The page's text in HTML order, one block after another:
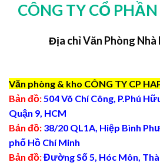
CÔNG TY CỔ
Địa chỉ Văn Phòng Nhà
Văn phòng & kho CÔNG TY CP
Bản đồ:504 Võ Chí Công, P.Phú
Quận 9, HCM
Bản đồ: 38/20 QL1A, Hiệp Bình
phố Hồ Chí Minh
Bản đồ:Đường Số 5, Hóc Môn,